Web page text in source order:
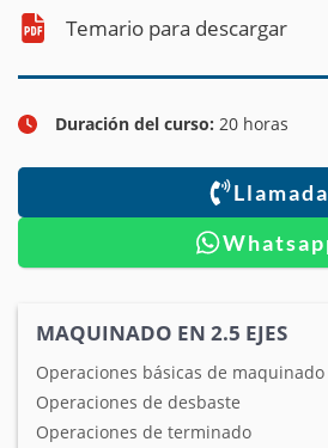
Temario para descargar
Duración del curso: 20 horas
Llamada
MAQUINADO EN 2.5 EJES
Operaciones básicas de maquinado
Operaciones de desbaste
Operaciones de terminado